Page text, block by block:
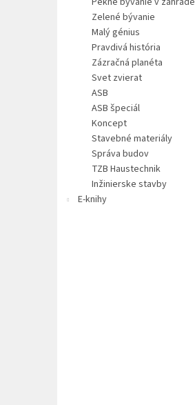
Zelené bývanie
Malý génius
Pravdivá história
Zázračná planéta
Svet zvierat
ASB
ASB špeciál
Koncept
Stavebné materiály
Správa budov
TZB Haustechnik
Inžinierske stavby
E-knihy